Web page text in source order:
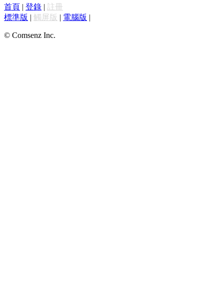
首頁 | 登錄 | 註冊
標準版 | 觸屏版 | 電腦版 |
© Comsenz Inc.